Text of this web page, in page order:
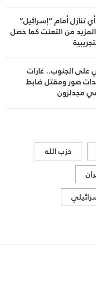
تنازل أمام “إسرائيل”
من التعنت كما حصل
الجنوب.. غارات
صور ومقتل ضابط
مجدلزون
حزب الله